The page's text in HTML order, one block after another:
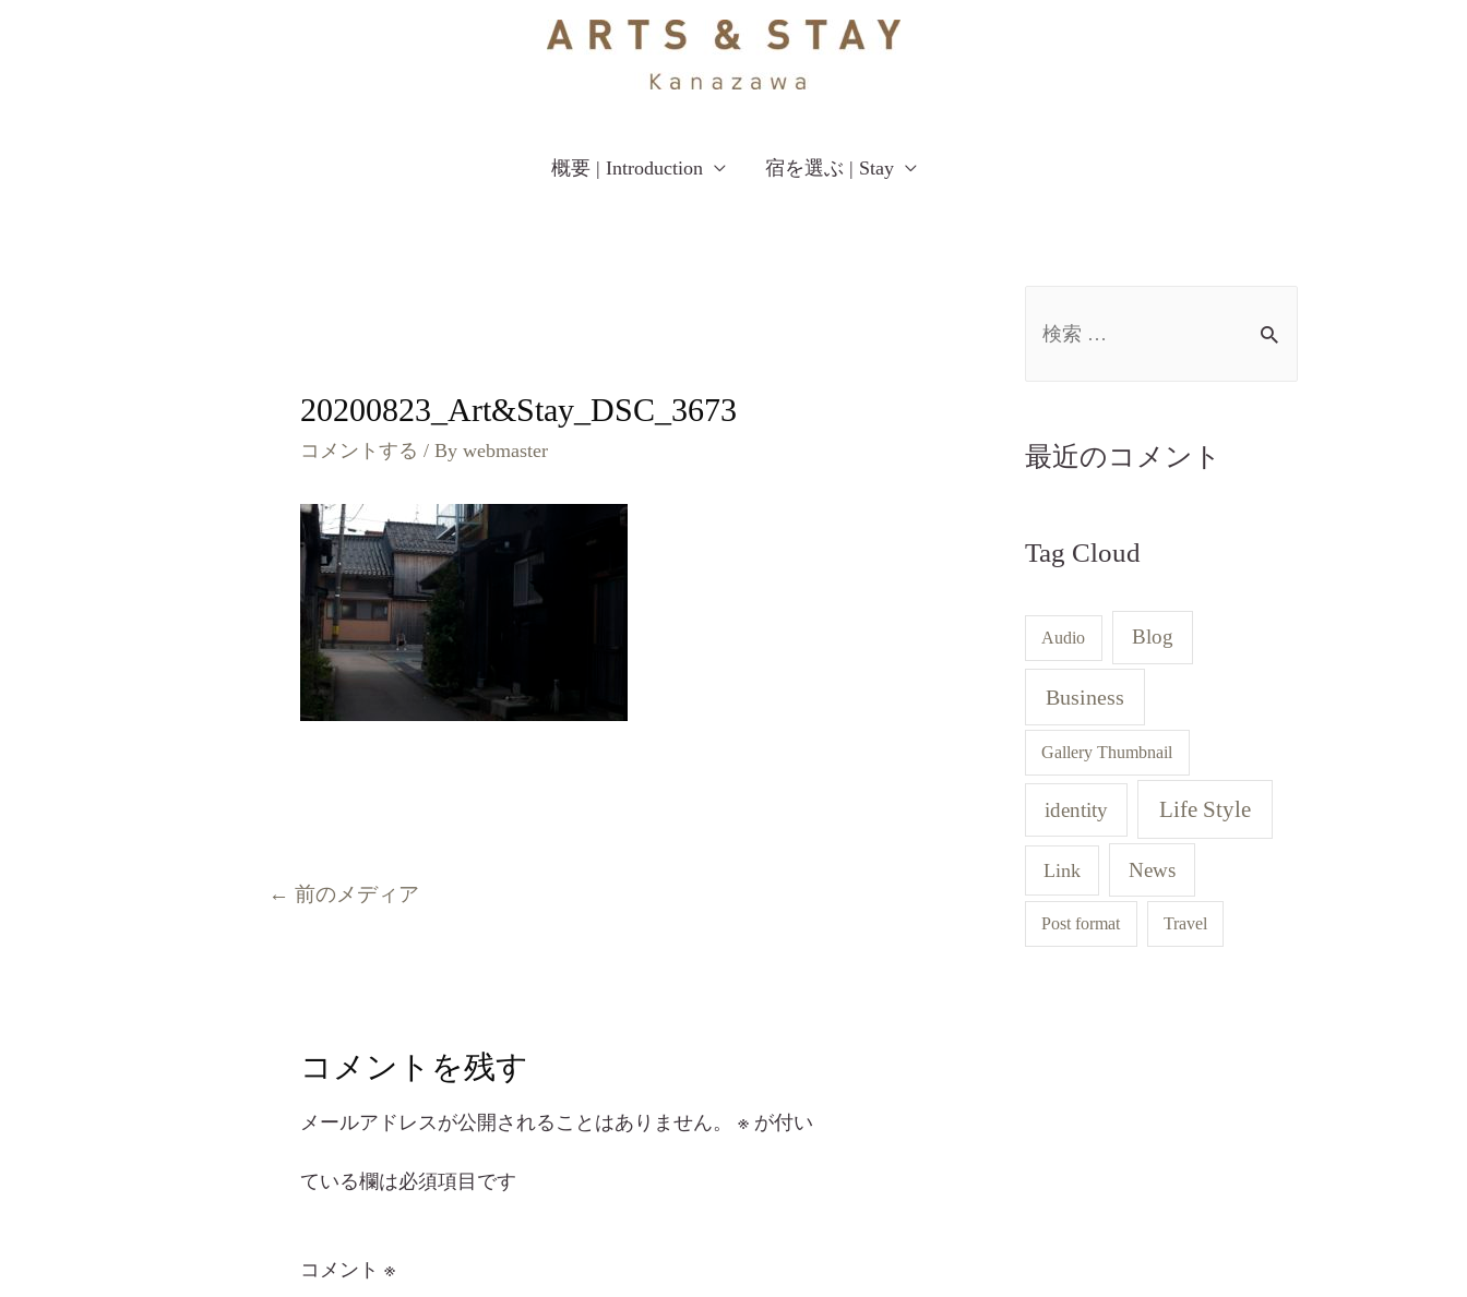
概要 | Introduction 宿を選ぶ | Stay
20200823_Art&Stay_DSC_3673
コメントする / Bywebmaster
← 前のメディア
コメントを残す
メールアドレスが公開されることはありません。 ※ が付い
ている欄は必須項目です
コメント※
最近のコメント
Tag Cloud
Audio Blog
Business
Gallery Thumbnail
identity Life Style
Link News
Post format Travel